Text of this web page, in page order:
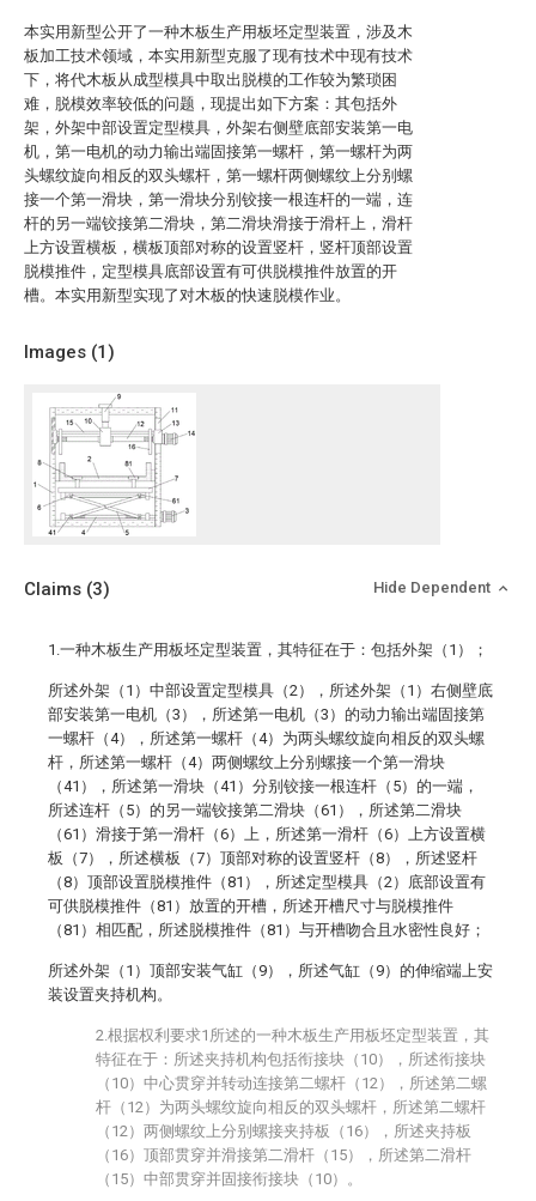
本实用新型公开了一种木板生产用板坯定型装置，涉及木
板加工技术领域，本实用新型克服了现有技术中现有技术
下，将代木板从成型模具中取出脱模的工作较为繁琐困
难，脱模效率较低的问题，现提出如下方案：其包括外
架，外架中部设置定型模具，外架右侧壁底部安装第一电
机，第一电机的动力输出端固接第一螺杆，第一螺杆为两
头螺纹旋向相反的双头螺杆，第一螺杆两侧螺纹上分别螺
接一个第一滑块，第一滑块分别铰接一根连杆的一端，连
杆的另一端铰接第二滑块，第二滑块滑接于滑杆上，滑杆
上方设置横板，横板顶部对称的设置竖杆，竖杆顶部设置
脱模推件，定型模具底部设置有可供脱模推件放置的开
槽。本实用新型实现了对木板的快速脱模作业。
Images (1)
Claims (3) Hide Dependent
1.一种木板生产用板坯定型装置，其特征在于：包括外架（1）；
所述外架（1）中部设置定型模具（2），所述外架（1）右侧壁底
部安装第一电机（3），所述第一电机（3）的动力输出端固接第
一螺杆（4），所述第一螺杆（4）为两头螺纹旋向相反的双头螺
杆，所述第一螺杆（4）两侧螺纹上分别螺接一个第一滑块
（41），所述第一滑块（41）分别铰接一根连杆（5）的一端，
所述连杆（5）的另一端铰接第二滑块（61），所述第二滑块
（61）滑接于第一滑杆（6）上，所述第一滑杆（6）上方设置横
板（7），所述横板（7）顶部对称的设置竖杆（8），所述竖杆
（8）顶部设置脱模推件（81），所述定型模具（2）底部设置有
可供脱模推件（81）放置的开槽，所述开槽尺寸与脱模推件
（81）相匹配，所述脱模推件（81）与开槽吻合且水密性良好；
所述外架（1）顶部安装气缸（9），所述气缸（9）的伸缩端上安
装设置夹持机构。
2.根据权利要求1所述的一种木板生产用板坯定型装置，其
特征在于：所述夹持机构包括衔接块（10），所述衔接块
（10）中心贯穿并转动连接第二螺杆（12），所述第二螺
杆（12）为两头螺纹旋向相反的双头螺杆，所述第二螺杆
（12）两侧螺纹上分别螺接夹持板（16），所述夹持板
（16）顶部贯穿并滑接第二滑杆（15），所述第二滑杆
（15）中部贯穿并固接衔接块（10）。